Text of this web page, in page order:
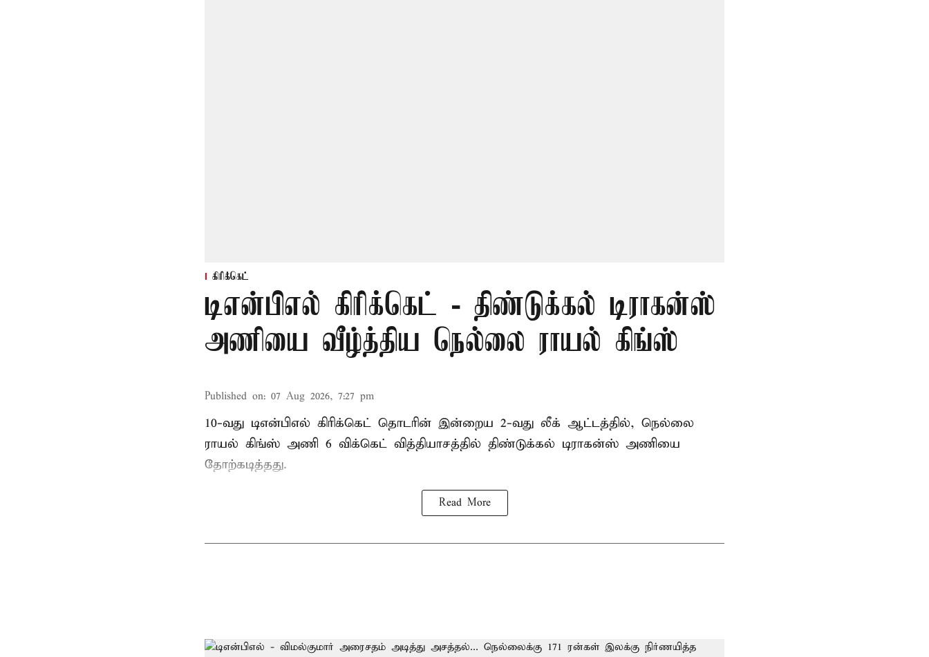
கிரிக்கெட்
டிஎன்பிஎல் கிரிக்கெட் - திண்டுக்கல் டிராகன்ஸ்
அணியை வீழ்த்திய நெல்லை ராயல் கிங்ஸ்
Published on: 07 Aug 2026, 7:27 pm
10-வது டிஎன்பிஎல் கிரிக்கெட் தொடரின் இன்றைய 2-வது லீக் ஆட்டத்தில், நெல்லை
ராயல் கிங்ஸ் அணி 6 விக்கெட் வித்தியாசத்தில் திண்டுக்கல் டிராகன்ஸ் அணியை
தோற்கடித்தது.
Read More